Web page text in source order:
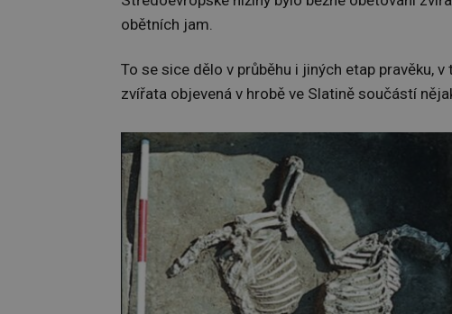
obětních jam.
To se sice dělo v průběhu i jiných etap pravěku,
zvířata objevená v hrobě ve Slatině součástí